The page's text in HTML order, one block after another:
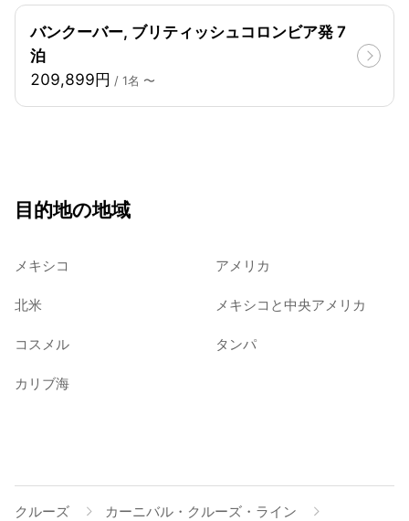
バンクーバー, ブリティッシュコロンビア発 7
泊
209,899円 / 1名 〜
目的地の地域
メキシコ アメリカ
北米 メキシコと中央アメリカ
コスメル タンパ
カリブ海
クルーズ
カーニバル・クルーズ・ライン